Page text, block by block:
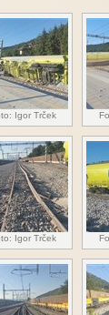
Igor Trček
Igor Trček